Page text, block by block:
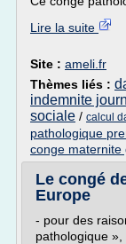
Lire la suite
Site : ameli.fr
Thèmes liés :
indemnite
sociale / calcul
pathologique
conge maternite
Le congé
Europe
- pour des
pathologique